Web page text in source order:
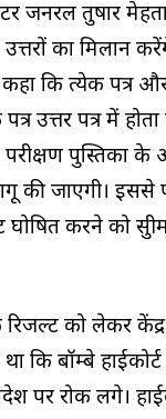
जनरल तुषार
का मिलान
कि प्रत्येक पत्र
पत्र उत्तर पत्र में
पुस्तिका के
की जाएगी।
करने को
को लेकर केंद्र
कि बॉम्बे
पर रोक लगे।